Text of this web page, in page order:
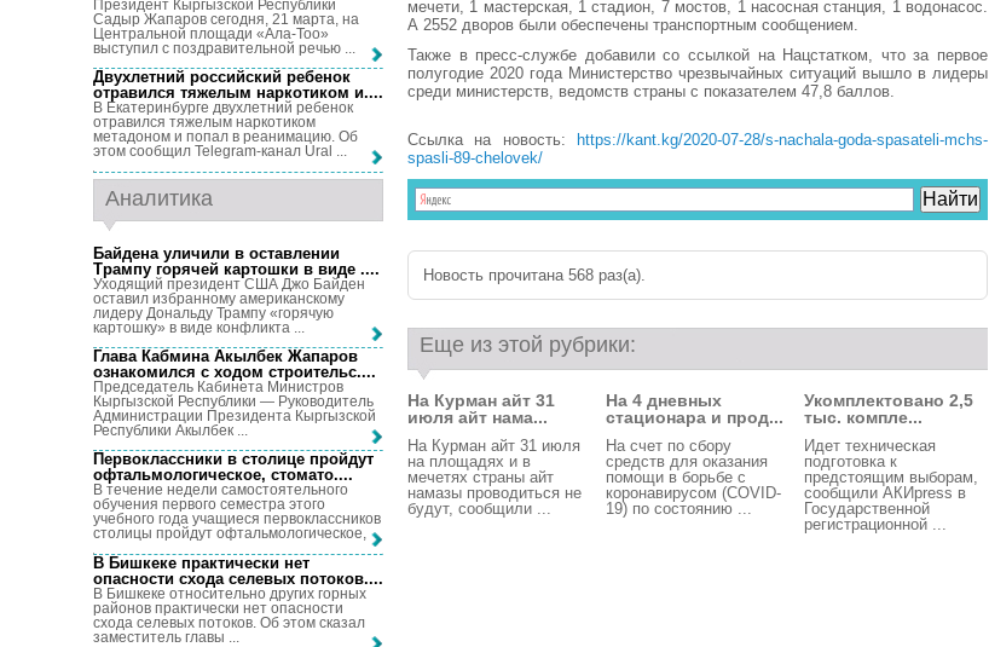
мечети, 1 мастерская, 1 стадион, 7 мостов, 1 насосная станция, 1 водонасос.
А 2552 дворов были обеспечены транспортным сообщением.
Также в пресс-службе добавили со ссылкой на Нацстатком, что за первое
полугодие 2020 года Министерство чрезвычайных ситуаций вышло в лидеры
среди министерств, ведомств страны с показателем 47,8 баллов.
Ссылка на новость:
https://kant.kg/2020-07-28/s-nachala-goda-spasateli-mchs-
spasli-89-chelovek/
Новость прочитана 568 раз(a).
Еще из этой рубрики:
На Курман айт 31
июля айт нама...
На Курман айт 31 июля
на площадях и в
мечетях страны айт
намазы проводиться не
будут, сообщили ...
На 4 дневных
стационара и прод...
На счет по сбору
средств для оказания
помощи в борьбе с
коронавирусом (COVID-
19) по состоянию ...
Укомплектовано 2,5
тыс. компле...
Идет техническая
подготовка к
предстоящим выборам,
сообщили АКИpress в
Государственной
регистрационной ...
Президент Кыргызской Республики
Садыр Жапаров сегодня, 21 марта, на
Центральной площади «Ала-Тоо»
выступил с поздравительной речью ...
Двухлетний российский ребенок
отравился тяжелым наркотиком и....
В Екатеринбурге двухлетний ребенок
отравился тяжелым наркотиком
метадоном и попал в реанимацию. Об
этом сообщил Telegram-канал Ural ...
Аналитика
Байдена уличили в оставлении
Трампу горячей картошки в виде ....
Уходящий президент США Джо Байден
оставил избранному американскому
лидеру Дональду Трампу «горячую
картошку» в виде конфликта ...
Глава Кабмина Акылбек Жапаров
ознакомился с ходом строительс....
Председатель Кабинета Министров
Кыргызской Республики — Руководитель
Администрации Президента Кыргызской
Республики Акылбек ...
Первоклассники в столице пройдут
офтальмологическое, стомато....
В течение недели самостоятельного
обучения первого семестра этого
учебного года учащиеся первоклассников
столицы пройдут офтальмологическое, ...
В Бишкеке практически нет
опасности схода селевых потоков....
В Бишкеке относительно других горных
районов практически нет опасности
схода селевых потоков. Об этом сказал
заместитель главы ...